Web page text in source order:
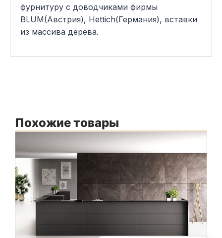
фурнитуру с доводчиками фирмы
BLUM(Австрия), Hettich(Германия), вставки
из массива дерева.
Похожие товары